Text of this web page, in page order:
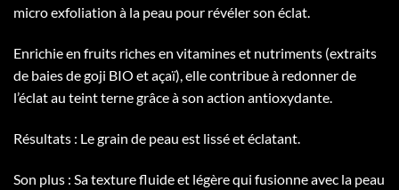
micro exfoliation à la peau pour révéler son éclat.
Enrichie en fruits riches en vitamines et nutriments (extraits
de baies de goji BIO et açaï), elle contribue à redonner de
l’éclat au teint terne grâce à son action antioxydante.
Résultats : Le grain de peau est lissé et éclatant.
Son plus : Sa texture fluide et légère qui fusionne avec la peau